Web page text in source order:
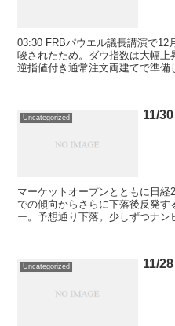
03:30 FRBパウエル議長講演で12
唆されたため。ダウ指数は大幅上
逆指値付き通常注文両建てで準備
Uncategorized 11/
マーケットオープンとともに日経
での傾向からさらに下落後反発す
ー。予想通り下落。少しずつナ
Uncategorized 11/